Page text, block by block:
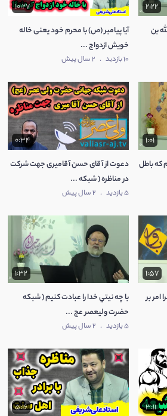
2:22
بن
10:27
آیا پیامبر (ص) با محرم خود یعنی خاله
خویش ازدواج ...
10 بازدید . 2 سال پیش
1:01
که باطل
0:34
دعوت از آقای حسن آقامیری جهت شرکت
در مناظره ( شبکه ...
5 بازدید . 2 سال پیش
1:57
امر بر
1:32
با چه نيتي خدا را عبادت کنيم ( شبکه
حضرت ولیعصر عج ...
5 بازدید . 2 سال پیش
3:11
5:16